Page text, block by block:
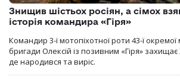
Знищив шістьох росіян, а сімох
історія командира «Гіря»
Командир 3-ї мотопіхотної роти 43-ї окремої
бригади Олексій із позивним «Гіря»
де народився та виріс.